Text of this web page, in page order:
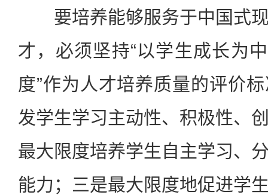
要培养能够服务于中国式现
才，必须坚持“以学生成长为
度”作为人才培养质量的评价
发学生学习主动性、积极性、
最大限度培养学生自主学习、
能力；三是最大限度地促进学